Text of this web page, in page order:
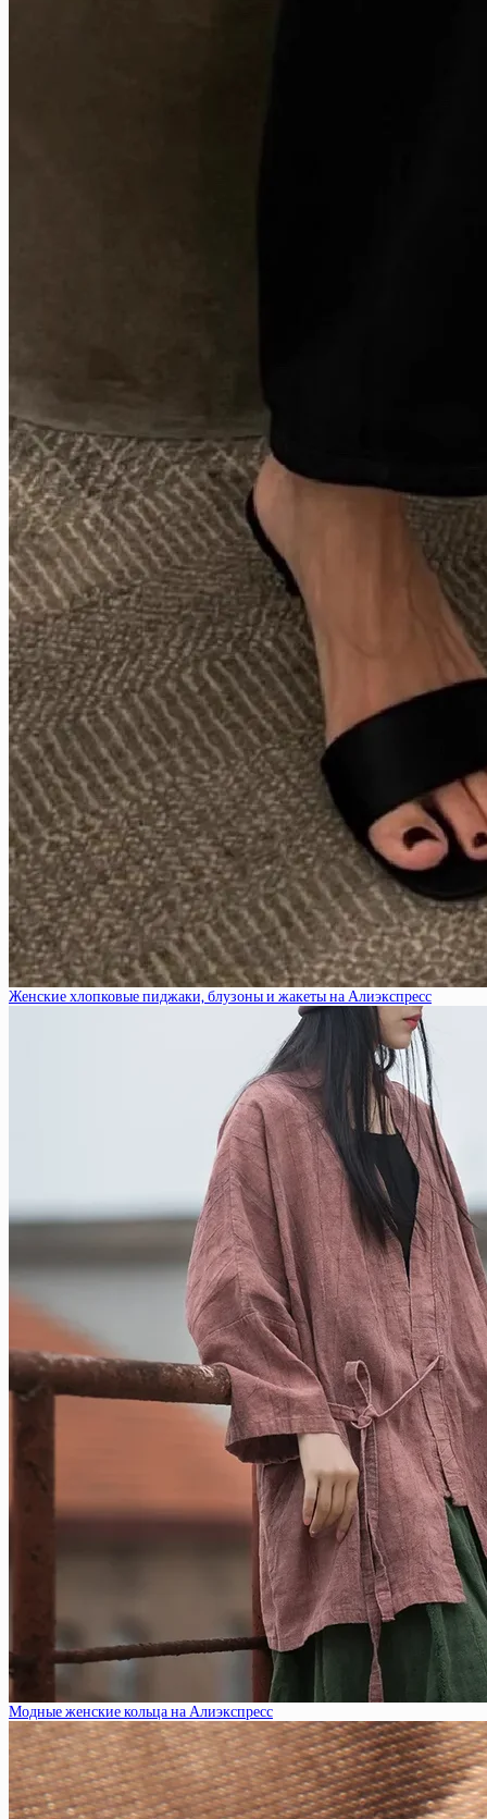
Женские хлопковые пиджаки, блузоны и жакеты на Алиэкспресс
Модные женские кольца на Алиэкспресс